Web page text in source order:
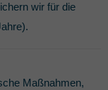
wir für die
Maßnahmen,